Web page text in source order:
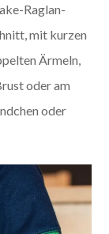
Raglan-
mit kurzen
Ärmeln,
oder am
oder